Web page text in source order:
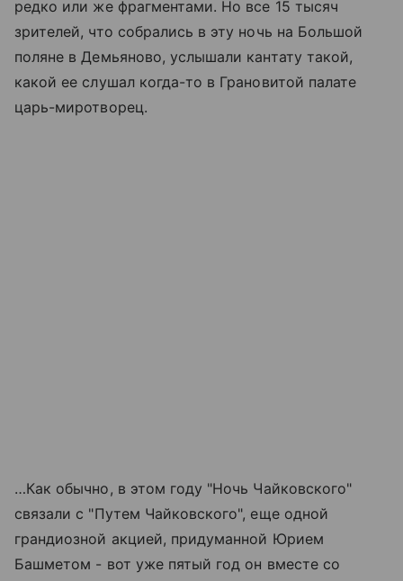
редко или же фрагментами. Но все 15 тысяч
зрителей, что собрались в эту ночь на Большой
поляне в Демьяново, услышали кантату такой,
какой ее слушал когда-то в Грановитой палате
царь-миротворец.
…Как обычно, в этом году "Ночь Чайковского"
связали с "Путем Чайковского", еще одной
грандиозной акцией, придуманной Юрием
Башметом - вот уже пятый год он вместе со